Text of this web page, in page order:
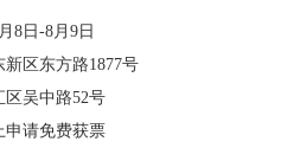
8日-8月9日
新区东方路1877号
区吴中路52号
申请免费获票